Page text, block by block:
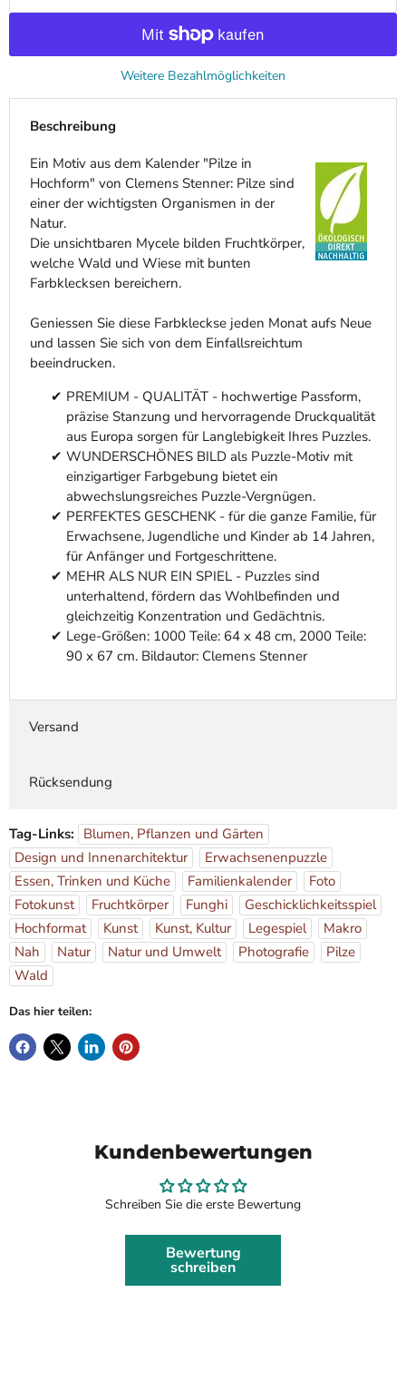
Weitere Bezahlmöglichkeiten
Beschreibung
Ein Motiv aus dem Kalender "Pilze in
Hochform" von Clemens Stenner: Pilze sind
einer der wichtigsten Organismen in der
Natur.
Die unsichtbaren Mycele bilden Fruchtkörper,
welche Wald und Wiese mit bunten
Farbklecksen bereichern.
Geniessen Sie diese Farbkleckse jeden Monat aufs Neue
und lassen Sie sich von dem Einfallsreichtum
beeindrucken.
PREMIUM - QUALITÄT - hochwertige Passform,
präzise Stanzung und hervorragende Druckqualität
aus Europa sorgen für Langlebigkeit Ihres Puzzles.
WUNDERSCHÖNES BILD als Puzzle-Motiv mit
einzigartiger Farbgebung bietet ein
abwechslungsreiches Puzzle-Vergnügen.
PERFEKTES GESCHENK - für die ganze Familie, für
Erwachsene, Jugendliche und Kinder ab 14 Jahren,
für Anfänger und Fortgeschrittene.
MEHR ALS NUR EIN SPIEL - Puzzles sind
unterhaltend, fördern das Wohlbefinden und
gleichzeitig Konzentration und Gedächtnis.
Lege-Größen: 1000 Teile: 64 x 48 cm, 2000 Teile:
90 x 67 cm. Bildautor: Clemens Stenner
Versand
Rücksendung
Tag-Links: Blumen, Pflanzen und Gärten
Design und Innenarchitektur
Erwachsenenpuzzle
Essen, Trinken und Küche
Familienkalender
Foto
Fotokunst
Fruchtkörper Funghi
Geschicklichkeitsspiel
Hochformat
Kunst Kunst, Kultur Legespiel
Makro
Nah
Natur Natur und Umwelt Photografie
Pilze
Wald
Das hier teilen:
Kundenbewertungen
Schreiben Sie die erste Bewertung
Bewertung
schreiben